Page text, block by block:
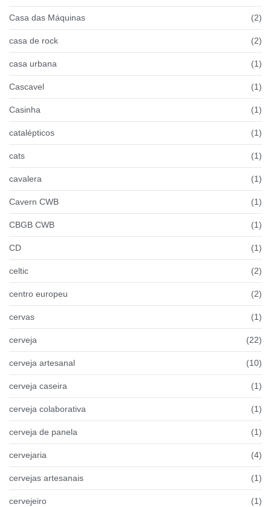
Casa das Máquinas (2)
casa de rock (2)
casa urbana (1)
Cascavel (1)
Casinha (1)
catalépticos (1)
cats (1)
cavalera (1)
Cavern CWB (1)
CBGB CWB (1)
CD (1)
celtic (2)
centro europeu (2)
cervas (1)
cerveja (22)
cerveja artesanal (10)
cerveja caseira (1)
cerveja colaborativa (1)
cerveja de panela (1)
cervejaria (4)
cervejas artesanais (1)
cervejeiro (1)